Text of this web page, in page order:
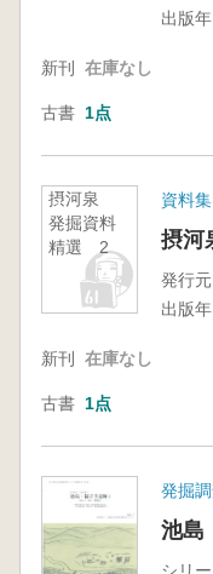
出版年
新刊 在庫なし
古書 1点
摂河泉
発掘資料
精選 2
資料集
摂
発行元
出版年
新刊 在庫なし
古書 1点
発掘
池島